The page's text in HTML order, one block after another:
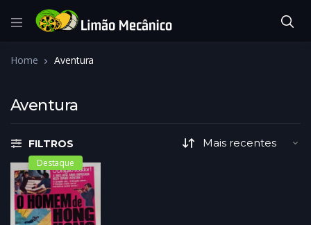
Home Aventura
Aventura
FILTROS
Destaque